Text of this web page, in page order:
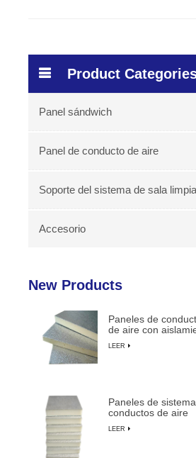
Product
Panel sándwich
Panel de conducto de aire
Soporte del sistema de sala limpia
Accesorio
New Products
Paneles de
de aire con
duraderos y livianos
LEER
Paneles de
conductos de aire
espuma de PU
LEER